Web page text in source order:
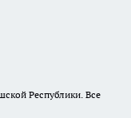
Республики. Все